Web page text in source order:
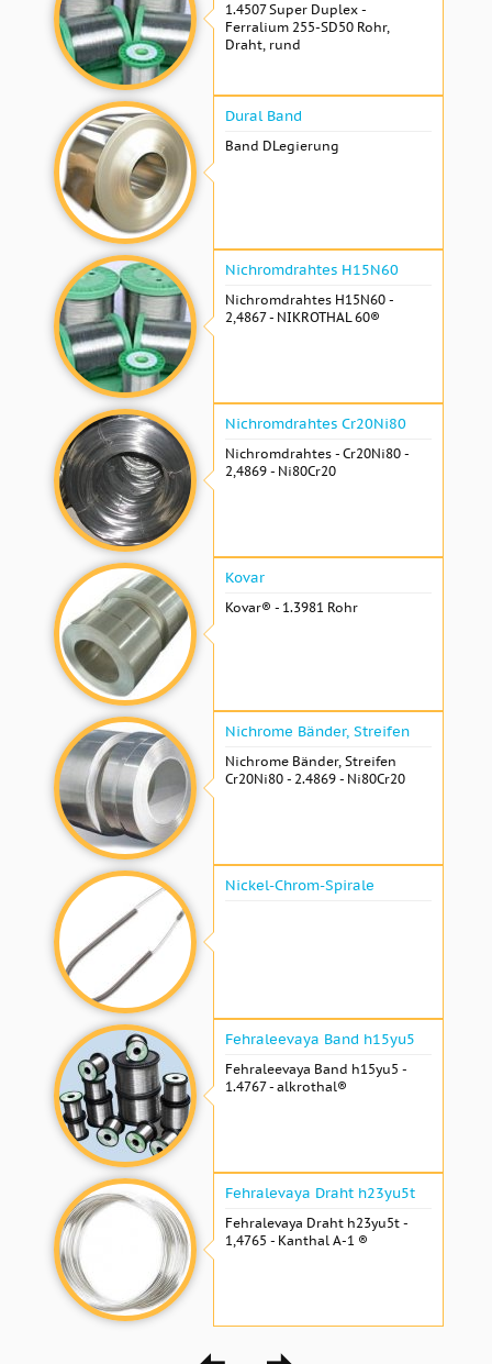
1.4507 Super Duplex -
Ferralium 255-SD50 Rohr,
Draht, rund
Dural Band
Band DLegierung
Nichromdrahtes H15N60
Nichromdrahtes H15N60 -
2,4867 - NIKROTHAL 60®
Nichromdrahtes Cr20Ni80
Nichromdrahtes - Cr20Ni80 -
2,4869 - Ni80Cr20
Kovar
Kovar® - 1.3981 Rohr
Nichrome Bänder, Streifen
Nichrome Bänder, Streifen
Cr20Ni80 - 2.4869 - Ni80Cr20
Nickel-Chrom-Spirale
Fehraleevaya Band h15yu5
Fehraleevaya Band h15yu5 -
1.4767 - alkrothal®
Fehralevaya Draht h23yu5t
Fehralevaya Draht h23yu5t -
1,4765 - Kanthal A-1 ®